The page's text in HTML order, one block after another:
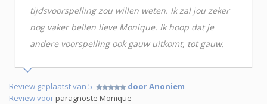
tijdsvoorspelling zou willen weten. Ik zal jou zeker
nog vaker bellen lieve Monique. Ik hoop dat je
andere voorspelling ook gauw uitkomt, tot gauw.
Review geplaatst van 5
door Anoniem
Review voorparagnoste Monique